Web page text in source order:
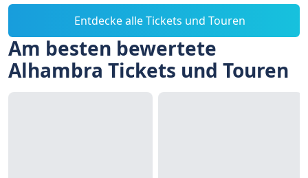
Entdecke alle Tickets und Touren
Am besten bewertete
Alhambra Tickets und Touren